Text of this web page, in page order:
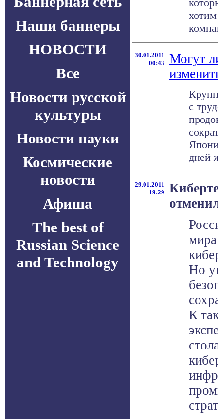
Наши баннеры
НОВОСТИ
Все
Новости русской
культуры
Новости науки
Космические
новости
Афиша
The best of
Russian Science
and Technology
30.01.2011
00:43
Могут
с
дней
29.01.2011
19:29
мира
Но
К